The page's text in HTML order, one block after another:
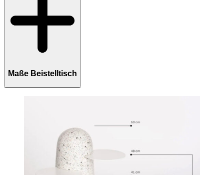
Maße Beistelltisch